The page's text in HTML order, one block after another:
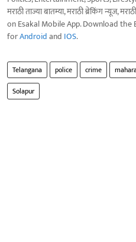
मराठी ताज्या बातम्या, मराठी ब्रेकिंग न्यूज,
on Esakal Mobile App. Download the
forAndroidand IOS.
Telangana police crime
Solapur